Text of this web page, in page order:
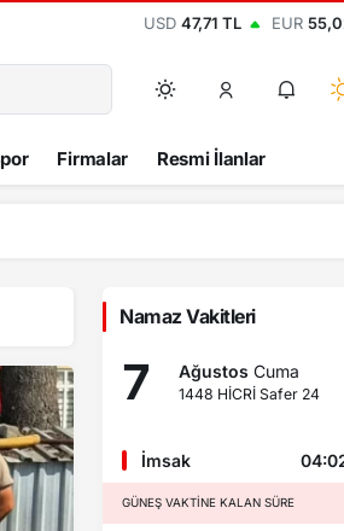
USD 47,71 TL EUR
Firmalar Resmi İlanlar
Namaz Vakitleri
7 Ağustos Cuma
1448 HİCRİ Safer 24
İmsak
GÜNEŞ VAKTINE KALAN SÜRE